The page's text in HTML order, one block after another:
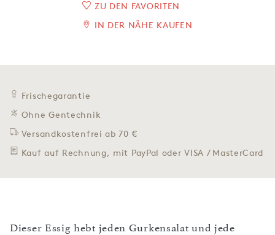
ZU DEN FAVORITEN
IN DER NÄHE KAUFEN
Frischegarantie
Ohne Gentechnik
Versandkostenfrei ab 70 €
Kauf auf Rechnung, mit PayPal oder VISA / MasterCard
Dieser Essig hebt jeden Gurkensalat und jede